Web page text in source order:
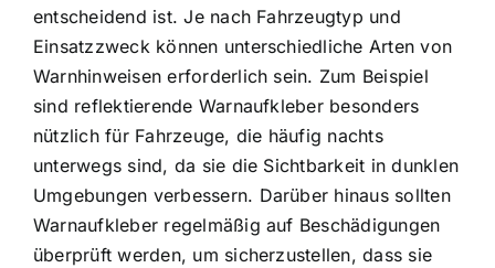
entscheidend ist. Je nach Fahrzeugtyp und
Einsatzzweck können unterschiedliche Arten von
Warnhinweisen erforderlich sein. Zum Beispiel
sind reflektierende Warnaufkleber besonders
nützlich für Fahrzeuge, die häufig nachts
unterwegs sind, da sie die Sichtbarkeit in dunklen
Umgebungen verbessern. Darüber hinaus sollten
Warnaufkleber regelmäßig auf Beschädigungen
überprüft werden, um sicherzustellen, dass sie